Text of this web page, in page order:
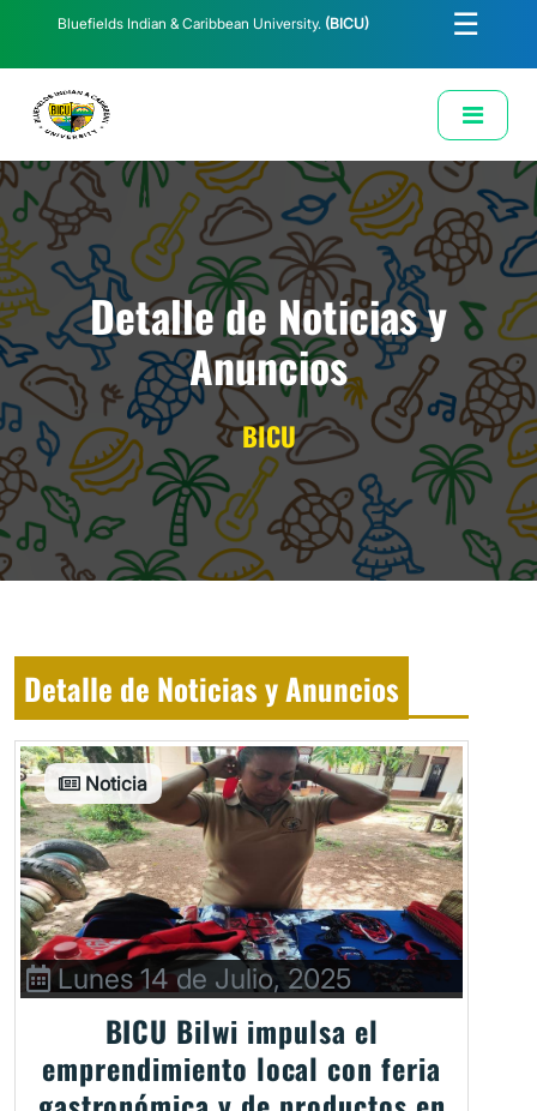
Bluefields Indian & Caribbean University. (BICU) ☰
Solicitud de Correo Institucional
Detalle de Noticias y
Anuncios
BICU
Detalle de Noticias y Anuncios
Noticia
Lunes 14 de Julio, 2025
BICU Bilwi impulsa el
emprendimiento local con feria